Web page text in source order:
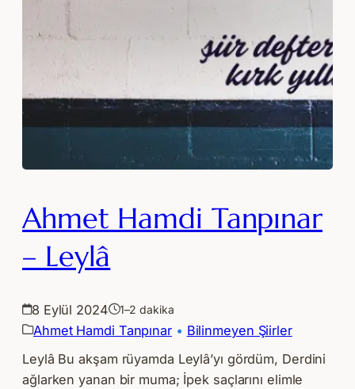
Ahmet Hamdi Tanpınar
– Leylâ
8 Eylül 2024 1–2 dakika
Ahmet Hamdi Tanpınar • Bilinmeyen Şiirler
Leylâ Bu akşam rüyamda Leylâ’yı gördüm, Derdini
ağlarken yanan bir muma; İpek saçlarını elimle